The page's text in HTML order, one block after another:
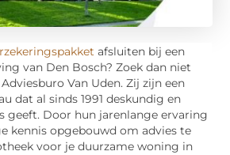
afsluiten bij een
van Den Bosch? Zoek dan niet
Van Uden. Zij zijn een
dat al sinds 1991 deskundig en
geeft. Door hun jarenlange ervaring
kennis opgebouwd om advies te
voor je duurzame woning in